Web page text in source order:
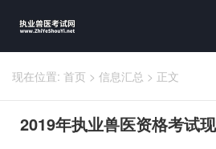
现在位置: 首页 > 信息汇总 > 正文
2019年执业兽医资格考试